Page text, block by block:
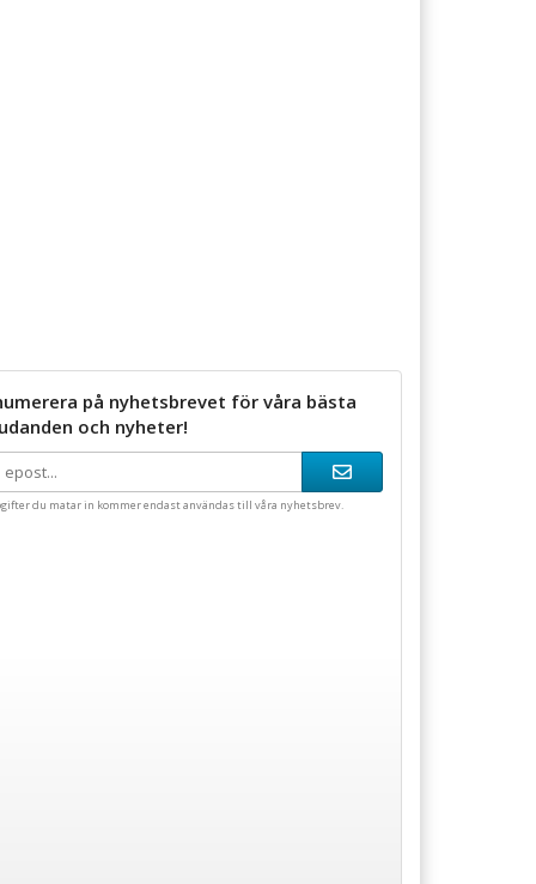
på nyhetsbrevet för våra bästa
och nyheter!
du matar in kommer endast användas till våra nyhetsbrev.